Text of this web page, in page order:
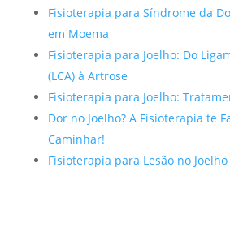
Fisioterapia para Síndrome da
em Moema
Fisioterapia para Joelho: Do
(LCA) à Artrose
Fisioterapia para Joelho:
Dor no Joelho? A Fisioterapia te
Caminhar!
Fisioterapia para Lesão no